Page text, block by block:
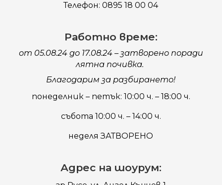
Телефон: 0895 18 00 04
Работно време:
от 05.08.24 до 17.08.24 – затворено поради
лятна почивка.
Благодарим за разбирането!
понеделник – петък: 10:00 ч. – 18:00 ч.
събота 10:00 ч. – 14:00 ч.
неделя ЗАТВОРЕНО
Адрес на шоурум: